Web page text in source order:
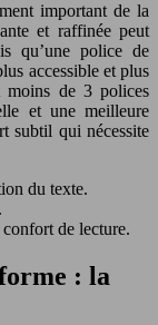
important de la
et raffinée peut
qu’une police de
accessible et plus
moins de 3 polices
et une meilleure
subtil qui nécessite
du texte.
confort de lecture.
: la